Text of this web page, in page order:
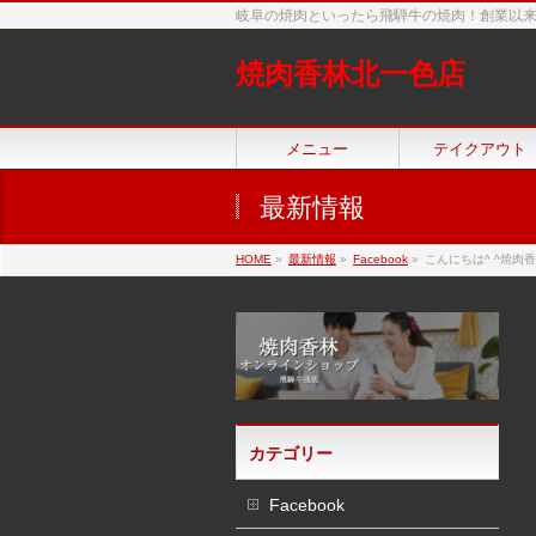
岐阜の焼肉といったら飛騨牛の焼肉！創業以
焼肉香林北一色店
メニュー テイクアウト
最新情報
HOME » 最新情報 » Facebook » こんにちは^ ^焼肉
カテゴリー
Facebook